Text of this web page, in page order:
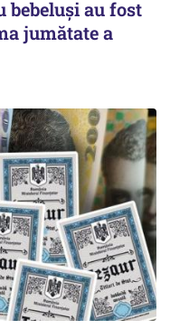
bebeluși au fost
jumătate a